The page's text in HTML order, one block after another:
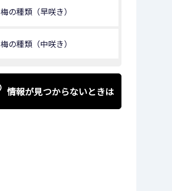
梅の種類（早咲き）
梅の種類（中咲き）
情報が見つからないときは